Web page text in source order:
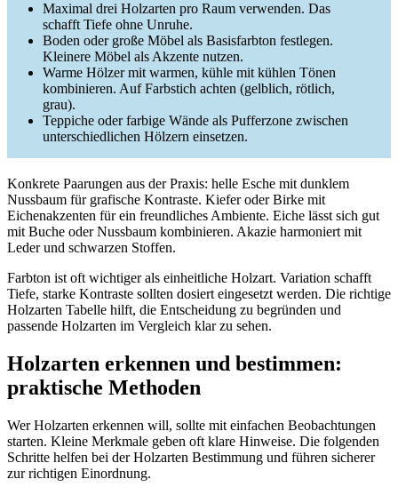
Maximal drei Holzarten pro Raum verwenden. Das
schafft Tiefe ohne Unruhe.
Boden oder große Möbel als Basisfarbton festlegen.
Kleinere Möbel als Akzente nutzen.
Warme Hölzer mit warmen, kühle mit kühlen Tönen
kombinieren. Auf Farbstich achten (gelblich, rötlich,
grau).
Teppiche oder farbige Wände als Pufferzone zwischen
unterschiedlichen Hölzern einsetzen.
Konkrete Paarungen aus der Praxis: helle Esche mit dunklem
Nussbaum für grafische Kontraste. Kiefer oder Birke mit
Eichenakzenten für ein freundliches Ambiente. Eiche lässt sich gut
mit Buche oder Nussbaum kombinieren. Akazie harmoniert mit
Leder und schwarzen Stoffen.
Farbton ist oft wichtiger als einheitliche Holzart. Variation schafft
Tiefe, starke Kontraste sollten dosiert eingesetzt werden. Die richtige
Holzarten Tabelle hilft, die Entscheidung zu begründen und
passende Holzarten im Vergleich klar zu sehen.
Holzarten erkennen und bestimmen:
praktische Methoden
Wer Holzarten erkennen will, sollte mit einfachen Beobachtungen
starten. Kleine Merkmale geben oft klare Hinweise. Die folgenden
Schritte helfen bei der Holzarten Bestimmung und führen sicherer
zur richtigen Einordnung.